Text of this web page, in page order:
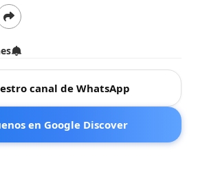
canal de WhatsApp
en Google Discover